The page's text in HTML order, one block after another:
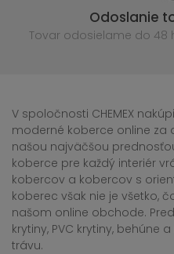
Odoslanie
Tovar odosielame do 48
V spoločnosti CHEMEX
moderné koberce online za
našou najväčšou
koberce pre každý interiér
kobercov a kobercov s
koberec však nie je všetko,
našom online obchode.
krytiny, PVC krytiny, behúne
trávu.